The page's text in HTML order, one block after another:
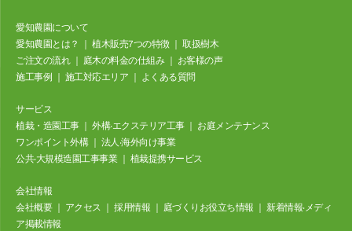
愛知農園について
愛知農園とは？ ｜植⽊販売7つの特徴｜取扱樹⽊
ご注⽂の流れ｜ 庭⽊の料⾦の仕組み｜ お客様の声
施⼯事例 施工対応エリア よくある質問
サービス
植栽・造園工事｜外構‧エクステリア⼯事｜ お庭メンテナンス
ワンポイント外構｜ 法⼈‧海外向け事業
公共‧⼤規模造園⼯事事業｜ 植栽提携サービス
会社情報
会社概要｜ アクセス ｜採⽤情報 庭づくりお役立ち情報 新着情報‧メディ
ア掲載情報